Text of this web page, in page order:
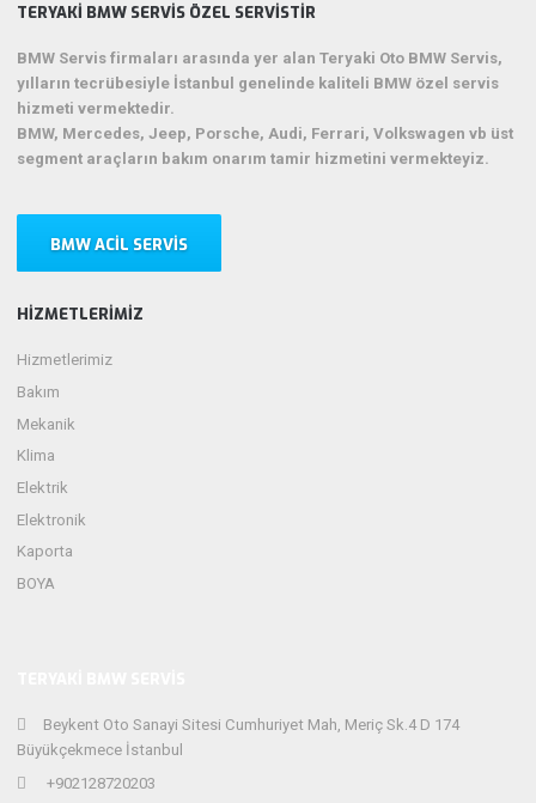
Beykent Oto Sanayi Sitesi Cumhuriyet Mah, Meriç Sk.4 D 174
Büyükçekmece İstanbul
+902128720203
TERYAKI BMW SERVIS ÖZEL SERVISTIR
BMW Servis firmaları arasında yer alan Teryaki Oto BMW Servis,
yılların tecrübesiyle İstanbul genelinde kaliteli BMW özel servis
hizmeti vermektedir.
BMW, Mercedes, Jeep, Porsche, Audi, Ferrari, Volkswagen vb üst
segment araçların bakım onarım tamir hizmetini vermekteyiz.
BMW ACIL SERVIS
HIZMETLERIMIZ
Hizmetlerimiz
Bakım
Mekanik
Klima
Elektrik
Elektronik
Kaporta
BOYA